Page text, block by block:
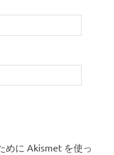
めに Akismet を使っ